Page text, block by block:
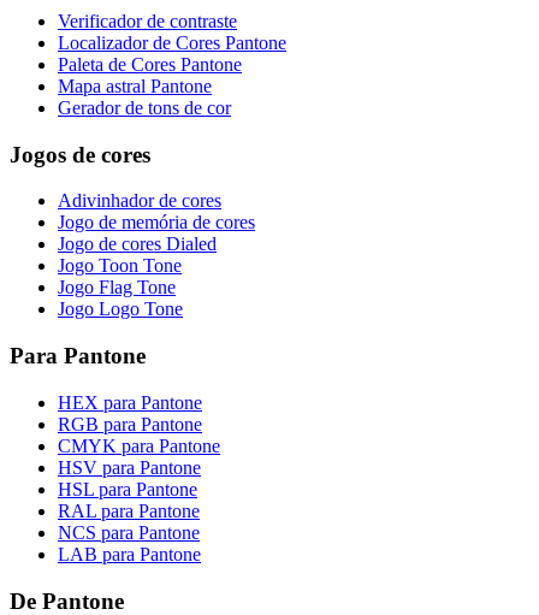
Verificador de contraste
Localizador de Cores Pantone
Paleta de Cores Pantone
Mapa astral Pantone
Gerador de tons de cor
Jogos de cores
Adivinhador de cores
Jogo de memória de cores
Jogo de cores Dialed
Jogo Toon Tone
Jogo Flag Tone
Jogo Logo Tone
Para Pantone
HEX para Pantone
RGB para Pantone
CMYK para Pantone
HSV para Pantone
HSL para Pantone
RAL para Pantone
NCS para Pantone
LAB para Pantone
De Pantone